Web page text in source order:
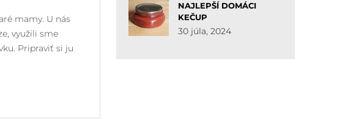
mamy. U nás
využili sme
Pripraviť si ju
NAJLEPŠÍ DOMÁCI
KEČUP
30 júla, 2024